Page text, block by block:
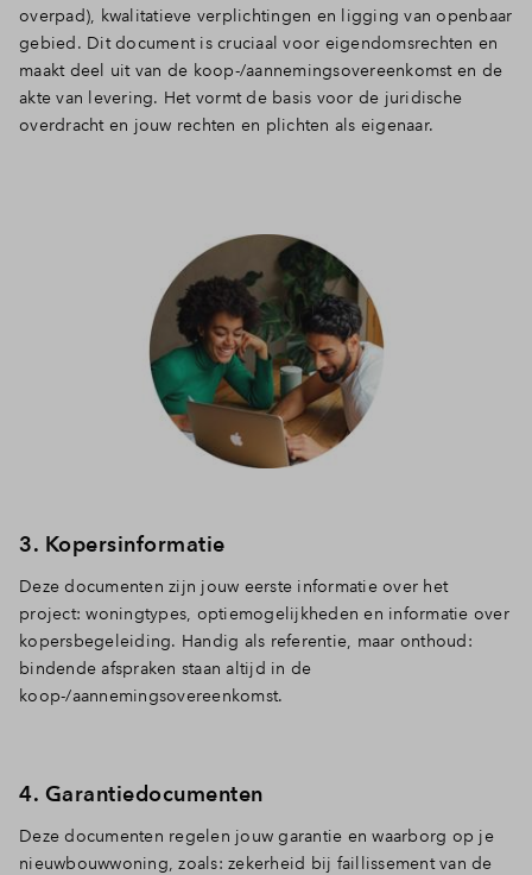
overpad), kwalitatieve verplichtingen en ligging van openbaar
gebied. Dit document is cruciaal voor eigendomsrechten en
maakt deel uit van de koop-/aannemingsovereenkomst en de
akte van levering. Het vormt de basis voor de juridische
overdracht en jouw rechten en plichten als eigenaar.
3. Kopersinformatie
Deze documenten zijn jouw eerste informatie over het
project: woningtypes, optiemogelijkheden en informatie over
kopersbegeleiding. Handig als referentie, maar onthoud:
bindende afspraken staan altijd in de
koop-/aannemingsovereenkomst.
4. Garantiedocumenten
Deze documenten regelen jouw garantie en waarborg op je
nieuwbouwwoning, zoals: zekerheid bij faillissement van de